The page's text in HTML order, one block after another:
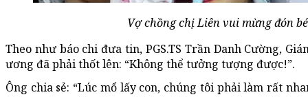
Vợ chồng chị Liên vui mừng đón
Theo như báo chi đưa tin, PGS.TS Trần Danh Cường,
ương đã phải thốt lên: “Không thể tưởng tượng được!”.
Ông chia sẻ: “Lúc mổ lấy con, chúng tôi phải làm rất